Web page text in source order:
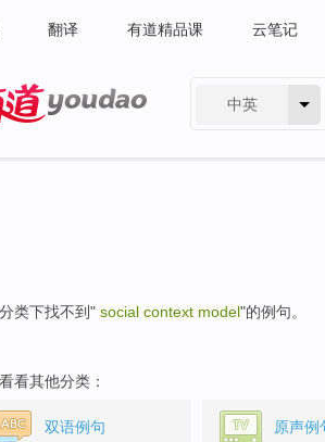
翻译 有道精品课 云笔记
中英
类下找不到" social context model"的例句。
看其他分类：
双语例句 原声例